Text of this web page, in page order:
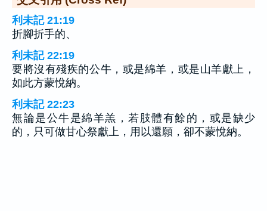
利未記 21:19
折腳折手的、
利未記 22:19
要將沒有殘疾的公牛，或是綿羊，或是山羊獻上，
如此方蒙悅納。
利未記 22:23
無論是公牛是綿羊羔，若肢體有餘的，或是缺少
的，只可做甘心祭獻上，用以還願，卻不蒙悅納。